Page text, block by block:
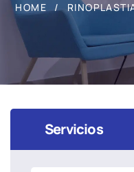
HOME
Servicios